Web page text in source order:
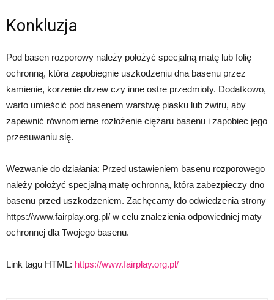
Konkluzja
Pod basen rozporowy należy położyć specjalną matę lub folię
ochronną, która zapobiegnie uszkodzeniu dna basenu przez
kamienie, korzenie drzew czy inne ostre przedmioty. Dodatkowo,
warto umieścić pod basenem warstwę piasku lub żwiru, aby
zapewnić równomierne rozłożenie ciężaru basenu i zapobiec jego
przesuwaniu się.
Wezwanie do działania: Przed ustawieniem basenu rozporowego
należy położyć specjalną matę ochronną, która zabezpieczy dno
basenu przed uszkodzeniem. Zachęcamy do odwiedzenia strony
https://www.fairplay.org.pl/ w celu znalezienia odpowiedniej maty
ochronnej dla Twojego basenu.
Link tagu HTML: https://www.fairplay.org.pl/